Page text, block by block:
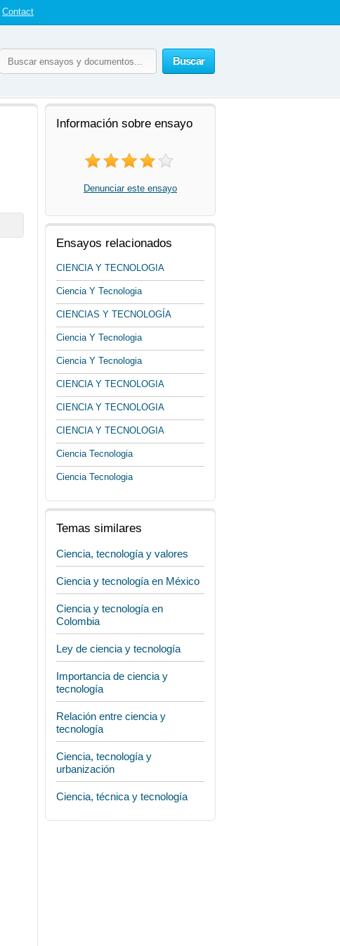
Contact
Buscar
Información sobre ensayo
Denunciar este ensayo
Ensayos relacionados
CIENCIA Y TECNOLOGIA
Ciencia Y Tecnologia
CIENCIAS Y TECNOLOGÍA
Ciencia Y Tecnologia
Ciencia Y Tecnologia
CIENCIA Y TECNOLOGIA
CIENCIA Y TECNOLOGIA
CIENCIA Y TECNOLOGIA
Ciencia Tecnologia
Ciencia Tecnologia
Temas similares
Ciencia, tecnología y valores
Ciencia y tecnología en México
Ciencia y tecnología en
Colombia
Ley de ciencia y tecnología
Importancia de ciencia y
tecnología
Relación entre ciencia y
tecnología
Ciencia, tecnología y
urbanización
Ciencia, técnica y tecnología